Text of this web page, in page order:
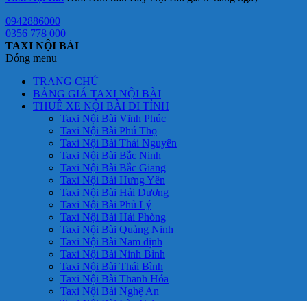
0942886000
0356 778 000
TAXI NỘI BÀI
Đóng menu
TRANG CHỦ
BẢNG GIÁ TAXI NỘI BÀI
THUÊ XE NỘI BÀI ĐI TỈNH
Taxi Nội Bài Vĩnh Phúc
Taxi Nội Bài Phú Thọ
Taxi Nội Bài Thái Nguyên
Taxi Nội Bài Bắc Ninh
Taxi Nội Bài Bắc Giang
Taxi Nội Bài Hưng Yên
Taxi Nội Bài Hải Dương
Taxi Nội Bài Phủ Lý
Taxi Nội Bài Hải Phòng
Taxi Nội Bài Quảng Ninh
Taxi Nội Bài Nam định
Taxi Nội Bài Ninh Bình
Taxi Nội Bài Thái Bình
Taxi Nội Bài Thanh Hóa
Taxi Nội Bài Nghệ An